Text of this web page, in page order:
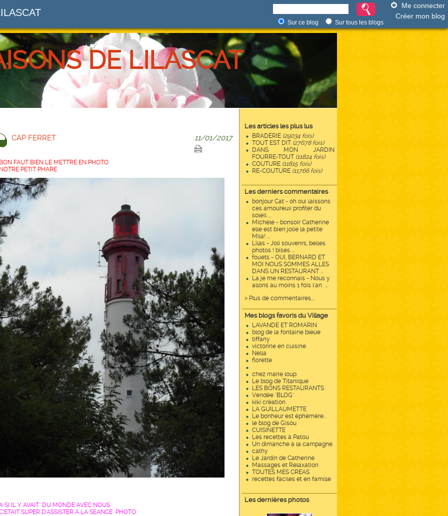
Me connecter
Créer mon blog
Sur ce blog Sur tous les blogs
DE LILASCAT
Les articles les plus lus
BRADERIE (29034 fois)
TOUT EST DIT (27678 fois)
DANS MON JARDIN
FOURRE-TOUT (11824 fois)
COUTURE (11815 fois)
RE-COUTURE (11766 fois)
Les derniers commentaires
bonjour Cat - oh oui laissons
ces amoureux profiter du
soleil ...
Michèle - bonsoir Catherine
elle est bien jolie la petite
Mila! ...
Lilas - Joli souvenrs, belles
photos ! bises ...
fouets - OUI, BERNARD ET
MOI NOUS SOMMES ALLES
DANS UN RESTAURANT ...
La je me reconnais - Nous y
allons au moins 1 fois l'an ...
> Plus de commentaires...
Mes blogs favoris du Village
LAVANDE ET ROMARIN
blog de la fontaine bleue
tiffany
victorine en cuisine
Nella
florette
chez marie loup
Le blog de Titanique
LES BONS RESTAURANTS
Vendée "BLOG"
kiki création
LA GUILLAUMETTE
Le bonheur est éphémère...
le blog de Gisou
CUISINETTE
Les recettes à Patou
Un dimanche à la campagne
cathy
Le Jardin de Catherine
Massages et Relaxation
TOUTES MES CREAS
recettes faciles et en famille
Les dernières photos
CAP FERRET 11/01/2017
FAUT BIEN LE METTRE EN PHOTO
PETIT PHARE
SI IL Y AVAIT DU MONDE AVEC NOUS
SUPER D'ASSISTER A LA SEANCE PHOTO